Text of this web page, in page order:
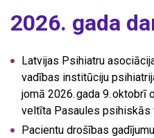
2026. gada
Latvijas Psihiatru
vadības institūciju
jomā 2026. gada 9. oktobrī
veltīta Pasaules psihiskās
Pacientu drošības